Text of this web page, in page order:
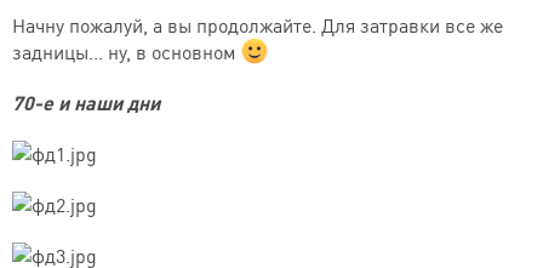
Начну пожалуй, а вы продолжайте. Для затравки все же
задницы... ну, в основном
70-е и наши дни